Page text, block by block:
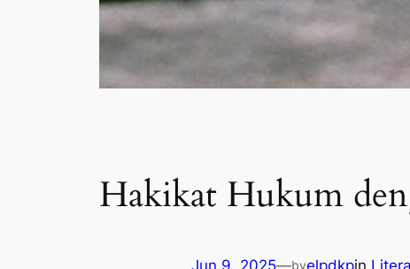
Hakikat Hukum
by